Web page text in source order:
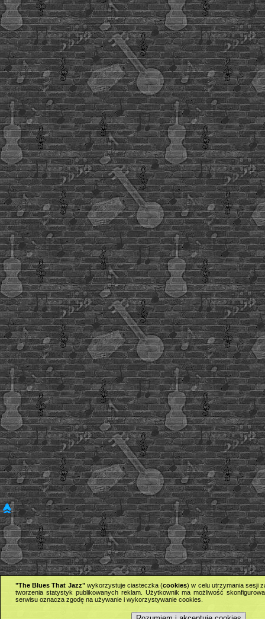
"The Blues That Jazz"wykorzystuje ciasteczka (cookies) w celu utrzymania sesji
tworzenia statystyk publikowanych reklam. Użytkownik ma możliwość
serwisu oznacza zgodę na używanie i wykorzystywanie cookies.